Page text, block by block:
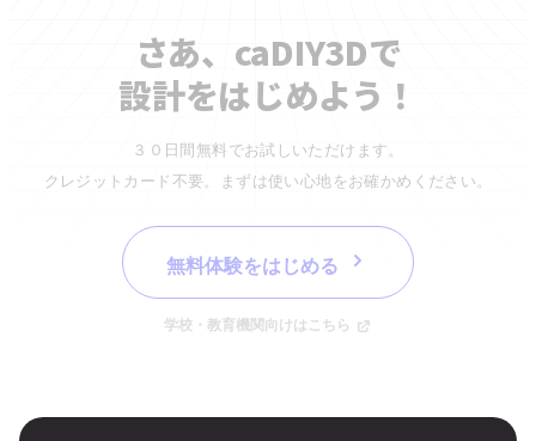
さあ、caDIY3Dで
設計をはじめよう！
３０日間無料でお試しいただけます。
クレジットカード不要。まずは使い心地をお確かめください。
無料体験をはじめる
学校・教育機関向けはこちら